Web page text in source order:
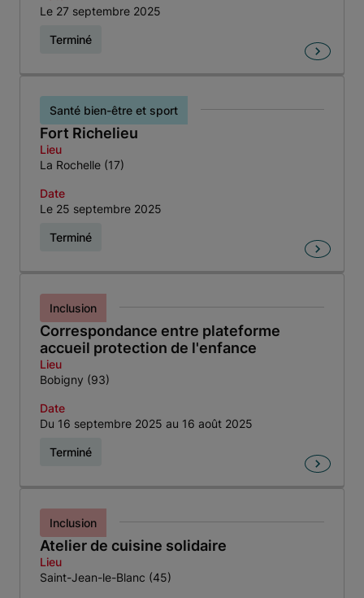
Le 27 septembre 2025
Terminé
Fort Richelieu
Santé bien-être et sport
Lieu
La Rochelle (17)
Date
Le 25 septembre 2025
Terminé
Correspondance entre plateforme
accueil protection de l'enfance
Inclusion
Lieu
Bobigny (93)
Date
Du 16 septembre 2025 au 16 août 2025
Terminé
Atelier de cuisine solidaire
Inclusion
Lieu
Saint-Jean-le-Blanc (45)